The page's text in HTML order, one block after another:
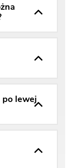
po lewej